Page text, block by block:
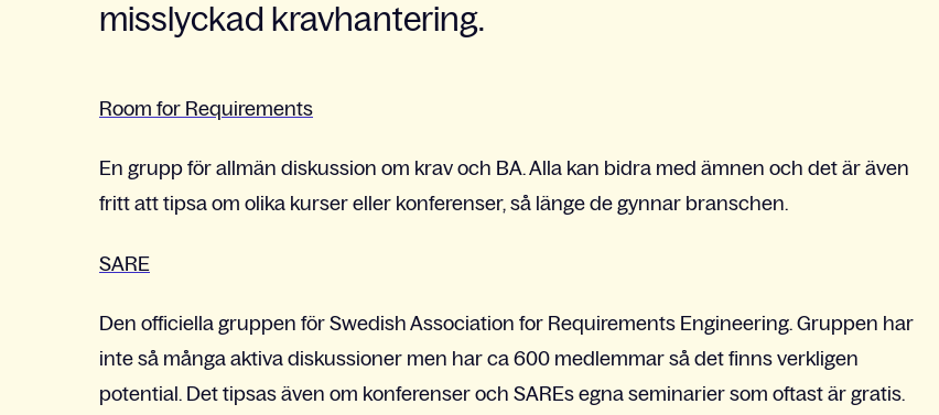
misslyckad kravhantering.
Room for Requirements
En grupp för allmän diskussion om krav och BA. Alla kan bidra med ämnen och det är även
fritt att tipsa om olika kurser eller konferenser, så länge de gynnar branschen.
SARE
Den officiella gruppen för Swedish Association for Requirements Engineering. Gruppen har
inte så många aktiva diskussioner men har ca 600 medlemmar så det finns verkligen
potential. Det tipsas även om konferenser och SAREs egna seminarier som oftast är gratis.